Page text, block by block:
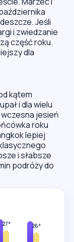
Jeśli
i zwiedzanie
część roku.
dla
kątem
i dla wielu
jesień
roku
lepiej
i słabsze
podróży do
27°
26°